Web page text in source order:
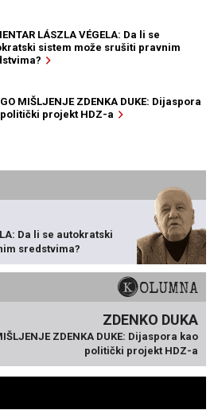
LÁSZLA VÉGELA: Da li se
sistem može srušiti pravnim
MIŠLJENJE ZDENKA DUKE: Dijaspora
politički projekt HDZ-a
Da li se autokratski
sredstvima?
KOLUMNA
ZDENKO DUKA
ZDENKA DUKE: Dijaspora kao
politički projekt HDZ-a